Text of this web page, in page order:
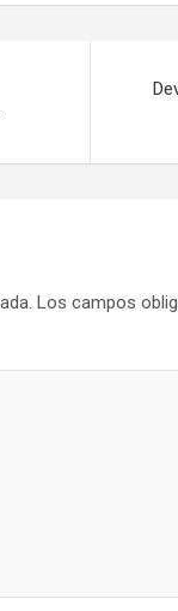
Los campos